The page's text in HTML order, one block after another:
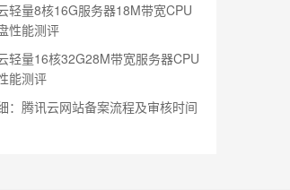
轻量8核16G服务器18M带宽CPU
性能测评
轻量16核32G28M带宽服务器CPU
能测评
：腾讯云网站备案流程及审核时间